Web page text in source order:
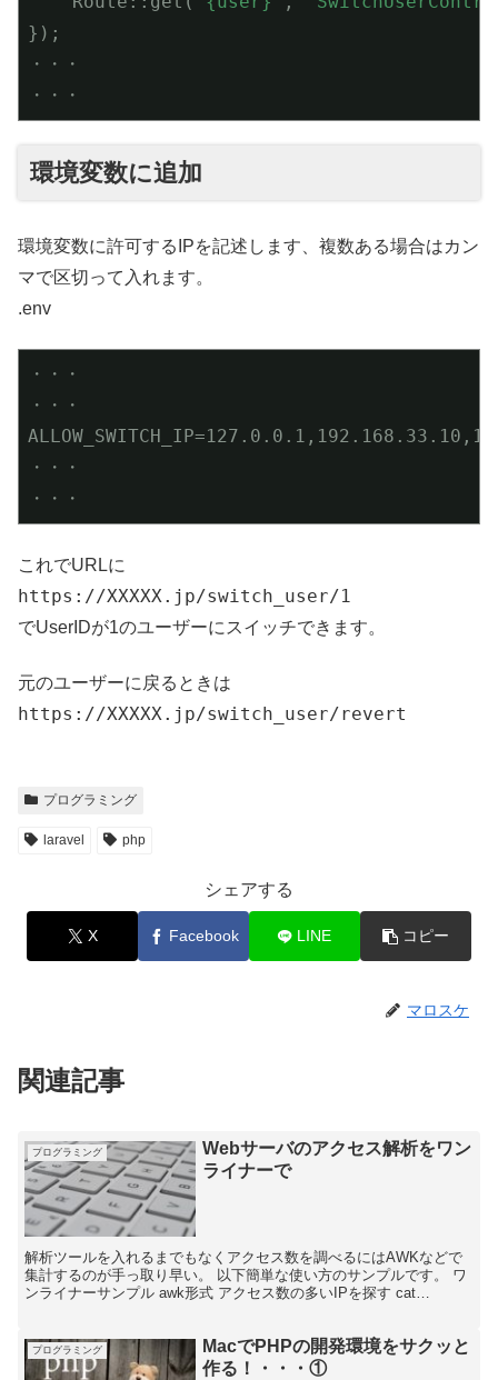
});
・・・
・・・
環境変数に追加
環境変数に許可するIPを記述します、複数ある場合はカン
マで区切って入れます。
.env
・・・
・・・
・・・
・・・
これでURLに
https://XXXXX.jp/switch_user/1
でUserIDが1のユーザーにスイッチできます。
元のユーザーに戻るときは
https://XXXXX.jp/switch_user/revert
プログラミング
laravel php
シェアする
X Facebook LINE コピー
マロスケ
関連記事
プログラミング
Webサーバのアクセス解析をワン
ライナーで
解析ツールを入れるまでもなくアクセス数を調べるにはAWKなどで
集計するのが手っ取り早い。 以下簡単な使い方のサンプルです。 ワ
ンライナーサンプル awk形式 アクセス数の多いIPを探す cat
プログラミング
MacでPHPの開発環境をサクッと
作る！・・・①